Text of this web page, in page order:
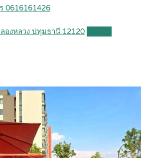
0616161426
องหลวง ปทุมธานี 12120